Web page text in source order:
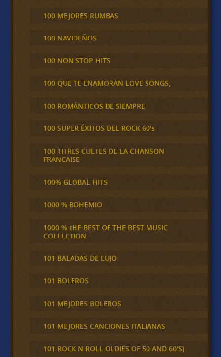
100 MEJORES RUMBAS
100 NAVIDEÑOS
100 NON STOP HITS
100 QUE TE ENAMORAN LOVE SONGS,
100 ROMÁNTICOS DE SIEMPRE
100 SUPER ÉXITOS DEL ROCK 60's
100 TITRES CULTES DE LA CHANSON
FRANCAISE
100% GLOBAL HITS
1000 % BOHEMIO
1000 % tHE BEST OF THE BEST MUSIC
COLLECTION
101 BALADAS DE LUJO
101 BOLEROS
101 MEJORES BOLEROS
101 MEJORES CANCIONES ITALIANAS
101 ROCK N ROLL OLDIES OF 50 AND 60'S}